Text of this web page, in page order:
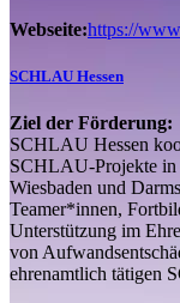
Webseite:https://
SCHLAU Hessen
Ziel der Förderung:
SCHLAU Hessen
SCHLAU-Projekte in
Wiesbaden und
Teamer*innen,
Unterstützung im
von
ehrenamtlich tätigen